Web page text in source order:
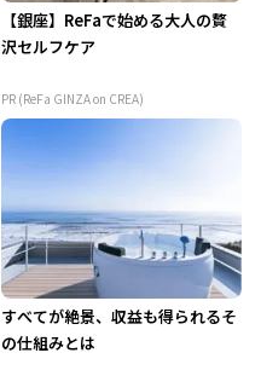
【銀座】ReFaで始める大人の贅
沢セルフケア
PR (ReFa GINZA on CREA)
すべてが絶景、収益も得られるそ
の仕組みとは